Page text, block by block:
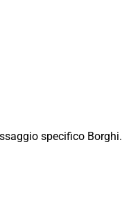
specifico Borghi.